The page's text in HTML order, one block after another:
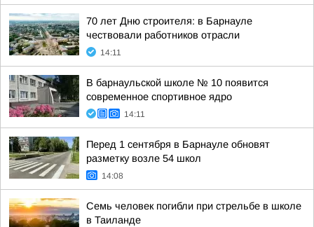
70 лет Дню строителя: в Барнауле
чествовали работников отрасли
14:11
В барнаульской школе № 10 появится
современное спортивное ядро
14:11
Перед 1 сентября в Барнауле обновят
разметку возле 54 школ
14:08
Семь человек погибли при стрельбе в школе
в Таиланде